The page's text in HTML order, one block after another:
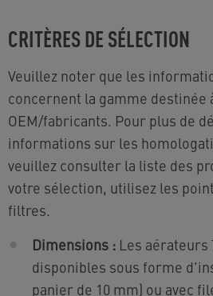
CRITÈRES DE SÉLECTION
Veuillez noter que les
concernent la gamme destinée
OEM/fabricants. Pour plus de
informations sur les
veuillez consulter la liste des
votre sélection, utilisez les
filtres.
Dimensions : Les aérateurs
disponibles sous forme
panier de 10 mm) ou avec